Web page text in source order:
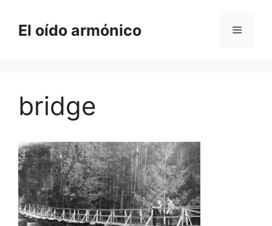
contenido
El oído armónico Menú
bridge